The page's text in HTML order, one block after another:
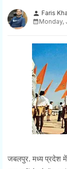
person Faris
Monday,
जबलपुर. मध्य प्रदेश